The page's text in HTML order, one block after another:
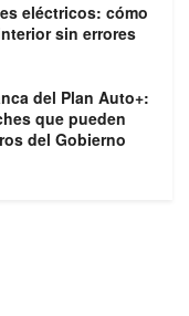
eléctricos: cómo
sin errores
del Plan Auto+:
que pueden
del Gobierno